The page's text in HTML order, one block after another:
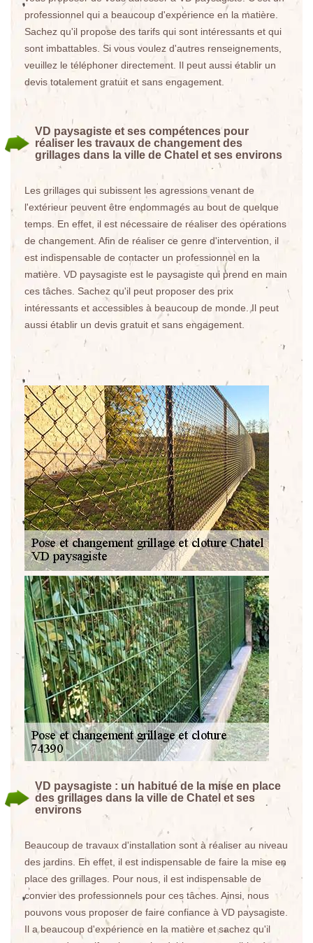
professionnel qui a beaucoup d'expérience en la matière.
Sachez qu'il propose des tarifs qui sont intéressants et qui
sont imbattables. Si vous voulez d'autres renseignements,
veuillez le téléphoner directement. Il peut aussi établir un
devis totalement gratuit et sans engagement.
VD paysagiste et ses compétences pour
réaliser les travaux de changement des
grillages dans la ville de Chatel et ses environs
Les grillages qui subissent les agressions venant de
l'extérieur peuvent être endommagés au bout de quelque
temps. En effet, il est nécessaire de réaliser des opérations
de changement. Afin de réaliser ce genre d'intervention, il
est indispensable de contacter un professionnel en la
matière. VD paysagiste est le paysagiste qui prend en main
ces tâches. Sachez qu'il peut proposer des prix
intéressants et accessibles à beaucoup de monde. Il peut
aussi établir un devis gratuit et sans engagement.
VD paysagiste : un habitué de la mise en place
des grillages dans la ville de Chatel et ses
environs
Beaucoup de travaux d'installation sont à réaliser au niveau
des jardins. En effet, il est indispensable de faire la mise en
place des grillages. Pour nous, il est indispensable de
convier des professionnels pour ces tâches. Ainsi, nous
pouvons vous proposer de faire confiance à VD paysagiste.
Il a beaucoup d'expérience en la matière et sachez qu'il